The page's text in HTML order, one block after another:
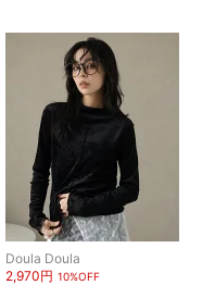
Doula Doula
2,970円 10%OFF